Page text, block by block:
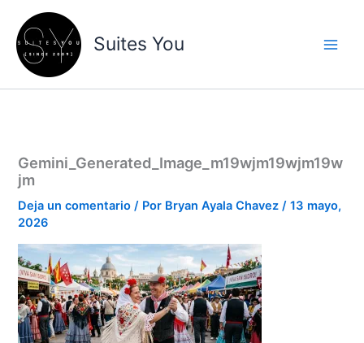
contenido
contenido
Suites You
Gemini_Generated_Image_m19wjm19wjm19w
jm
Deja un comentario / Por Bryan Ayala Chavez/13 mayo,
2026